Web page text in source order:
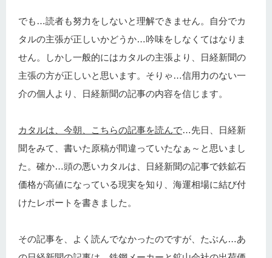
でも…読者も努力をしないと理解できません。自分でカ
タルの主張が正しいかどうか…吟味をしなくてはなりま
せん。しかし一般的にはカタルの主張より、日経新聞の
主張の方が正しいと思います。そりゃ…信用力のない一
介の個人より、日経新聞の記事の内容を信じます。
カタルは、今朝、こちらの記事を読んで…先日、日経新
聞をみて、書いた原稿が間違っていたなぁ～と思いまし
た。確か…頭の悪いカタルは、日経新聞の記事で鉄鉱石
価格が高値になっている現実を知り、海運相場に結び付
けたレポートを書きました。
その記事を、よく読んでなかったのですが、たぶん…あ